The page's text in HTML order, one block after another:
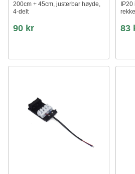
200cm + 45cm, justerbar høyde,
4-delt
90 kr 83